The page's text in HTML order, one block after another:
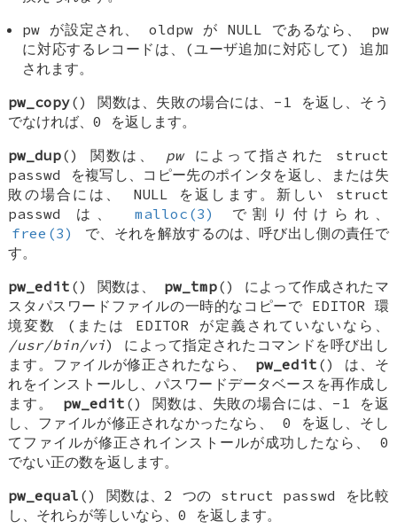
pw が設定され、 oldpwが NULL であるなら、 pw
に対応するレコードは、(ユーザ追加に対応して) 追加
されます。
pw_copy() 関数は、失敗の場合には、-1 を返し、そう
でなければ、0 を返します。
pw_dup() 関数は、 pwによって指された struct
passwd
を複写し、コピー先のポインタを返し、または失
敗の場合には、 NULL を返します。新しい struct
passwd
は、 malloc(3)
で割り付けられ、
free(3)
で、それを解放するのは、呼び出し側の責任で
す。
pw_edit () 関数は、 pw_tmp() によって作成されたマ
スタパスワードファイルの一時的なコピーで EDITOR 環
境変数 (または EDITOR が定義されていないなら、
/usr/bin/vi) によって指定されたコマンドを呼び出し
ます。ファイルが修正されたなら、 pw_edit () は、そ
れをインストールし、パスワードデータベースを再作成し
ます。 pw_edit () 関数は、失敗の場合には、-1 を返
し、ファイルが修正されなかったなら、 0 を返し、そし
てファイルが修正されインストールが成功したなら、 0
でない正の数を返します。
pw_equal () 関数は、2 つの struct passwd
を比較
し、それらが等しいなら、0 を返します。